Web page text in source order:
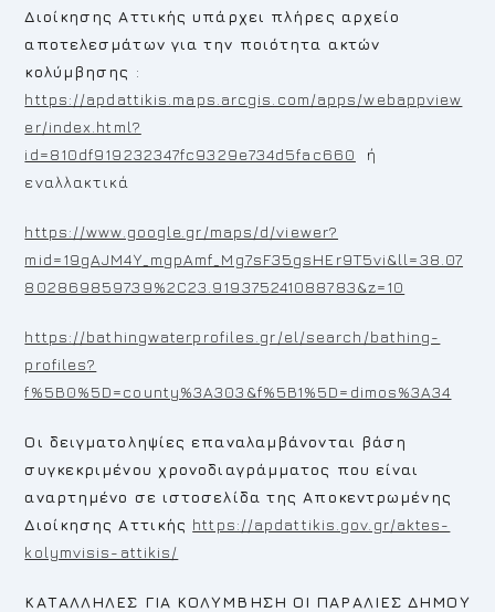
Διοίκησης Αττικής υπάρχει πλήρες αρχείο
αποτελεσμάτων για την ποιότητα ακτών
κολύμβησης :
https://apdattikis.maps.arcgis.com/apps/webappview
er/index.html?
id=810df919232347fc9329e734d5fac660
ή
εναλλακτικά
https://www.google.gr/maps/d/viewer?
mid=19gAJM4Y_mgpAmf_Mg7sF35gsHEr9T5vi&ll=38.07
802869859739%2C23.919375241088783&z=10
https://bathingwaterprofiles.gr/el/search/bathing-
profiles?
f%5B0%5D=county%3A303&f%5B1%5D=dimos%3A34
Οι δειγματοληψίες επαναλαμβάνονται βάση
συγκεκριμένου χρονοδιαγράμματος που είναι
αναρτημένο σε ιστοσελίδα της Αποκεντρωμένης
Διοίκησης Αττικής https://apdattikis.gov.gr/aktes-
kolymvisis-attikis/
ΚΑΤΑΛΛΗΛΕΣ ΓΙΑ ΚΟΛΥΜΒΗΣΗ ΟΙ ΠΑΡΑΛΙΕΣ ΔΗΜΟΥ